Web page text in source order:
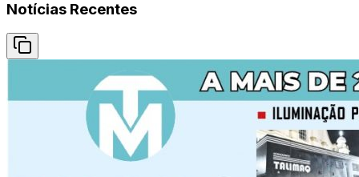
Notícias Recentes